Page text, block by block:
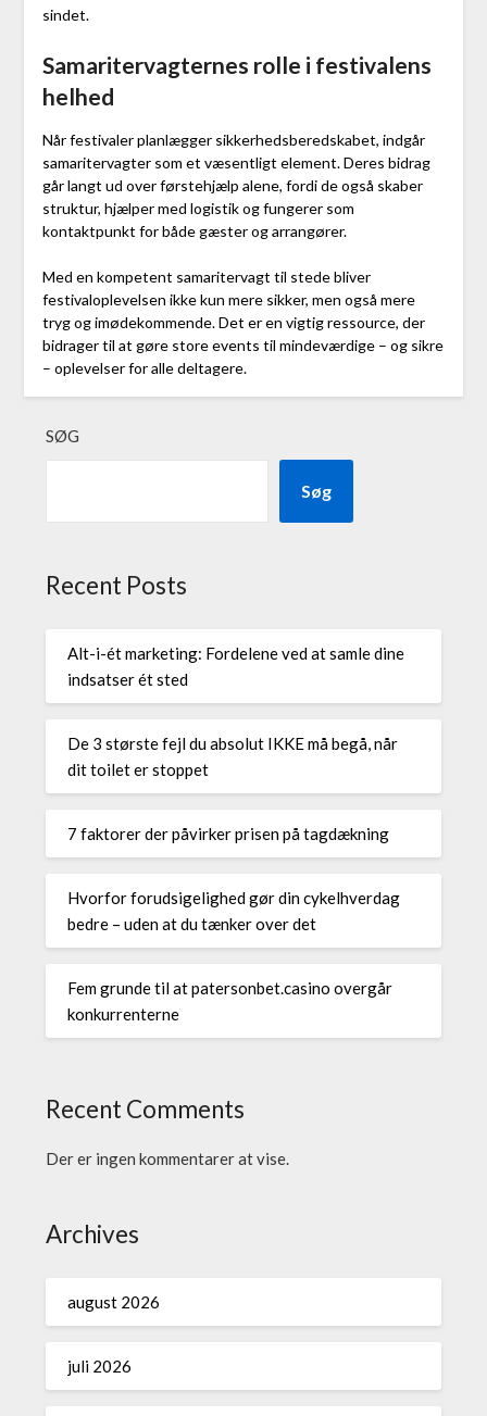
sindet.
Samaritervagternes rolle i festivalens
helhed
Når festivaler planlægger sikkerhedsberedskabet, indgår
samaritervagter som et væsentligt element. Deres bidrag
går langt ud over førstehjælp alene, fordi de også skaber
struktur, hjælper med logistik og fungerer som
kontaktpunkt for både gæster og arrangører.
Med en kompetent samaritervagt til stede bliver
festivaloplevelsen ikke kun mere sikker, men også mere
tryg og imødekommende. Det er en vigtig ressource, der
bidrager til at gøre store events til mindeværdige – og sikre
– oplevelser for alle deltagere.
SØG
Søg
Recent Posts
Alt-i-ét marketing: Fordelene ved at samle dine
indsatser ét sted
De 3 største fejl du absolut IKKE må begå, når
dit toilet er stoppet
7 faktorer der påvirker prisen på tagdækning
Hvorfor forudsigelighed gør din cykelhverdag
bedre – uden at du tænker over det
Fem grunde til at patersonbet.casino overgår
konkurrenterne
Recent Comments
Der er ingen kommentarer at vise.
Archives
august 2026
juli 2026